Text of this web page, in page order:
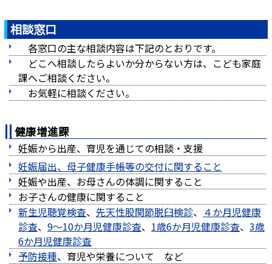
相談窓口
各窓口の主な相談内容は下記のとおりです。
どこへ相談したらよいか分からない方は、こども家庭
課へご相談ください。
お気軽に相談ください。
健康増進課
妊娠から出産、育児を通じての相談・支援
妊娠届出、母子健康手帳等の交付に関すること
妊娠や出産、お母さんの体調に関すること
お子さんの健康に関すること
新生児聴覚検査、 先天性股関節脱臼検診、 ４か月児健康
診査、 9～10か月児健康診査、 1歳6か月児健康診査、 3歳
6か月児健康診査
予防接種、育児や栄養について など